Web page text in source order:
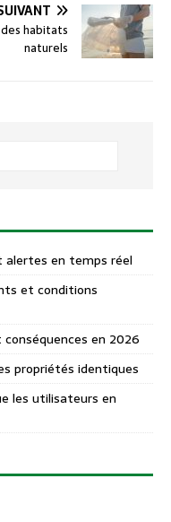
habitats
naturels
alertes en temps réel
et conditions
en 2026
propriétés identiques
les utilisateurs en